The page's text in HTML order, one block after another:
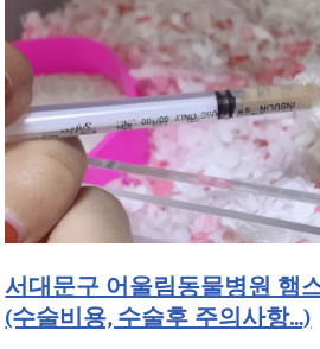
서대문구 어울림동물병원 햄
(수술비용, 수술후 주의사항…)